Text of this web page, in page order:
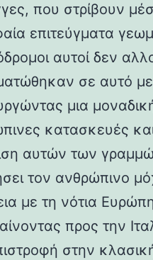
που στρίβουν
επιτεύγματα
αυτοί δεν
σε αυτό
μια
κατασκευές
αυτών των
τον ανθρώπινο
με τη νότια
προς την
στην